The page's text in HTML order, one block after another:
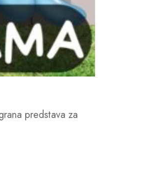
predstava za